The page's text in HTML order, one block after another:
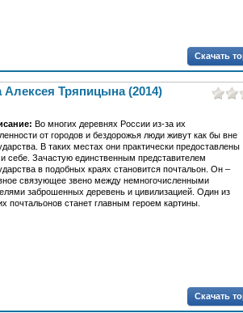
Скачать
Тряпицына (2014)
Во многих деревнях России из-за их
от городов и бездорожья люди живут как бы вне
В таких местах они практически предоставлены
себе. Зачастую единственным представителем
в подобных краях становится почтальон. Он –
связующее звено между немногочисленными
заброшенных деревень и цивилизацией. Один из
почтальонов станет главным героем картины.
Скачать